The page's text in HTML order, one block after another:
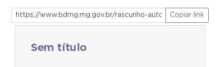
Copiar link
Sem título